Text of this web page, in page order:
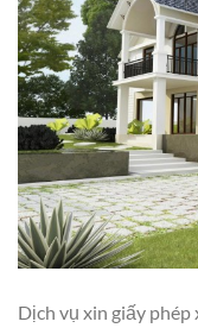
Dịch vụ xin giấy